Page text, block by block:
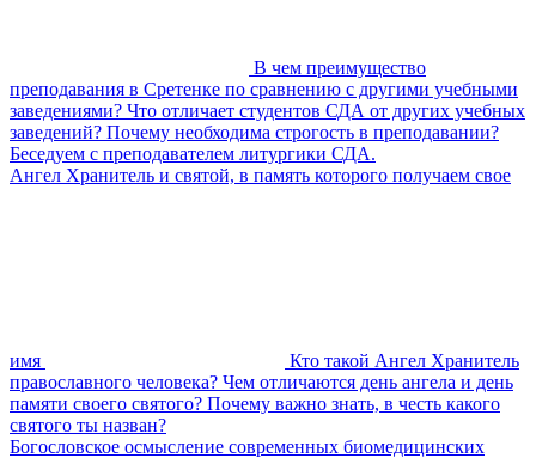
В чем преимущество
преподавания в Сретенке по сравнению с другими учебными
заведениями? Что отличает студентов СДА от других учебных
заведений? Почему необходима строгость в преподавании?
Беседуем с преподавателем литургики СДА.
Ангел Хранитель и святой, в память которого получаем свое
имя
Кто такой Ангел Хранитель
православного человека? Чем отличаются день ангела и день
памяти своего святого? Почему важно знать, в честь какого
святого ты назван?
Богословское осмысление современных биомедицинских